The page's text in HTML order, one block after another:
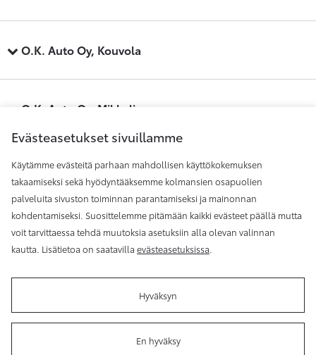
O.K. Auto Oy, Kouvola
O.K. Auto Oy, Mikkeli
O.K. Auto Oy, Savonlinna
O.K. Auto Oy, Äänekoski
Evästeasetukset
Evästeasetukset sivuillamme
Käytämme evästeitä parhaan mahdollisen käyttökokemuksen
takaamiseksi sekä hyödyntääksemme kolmansien osapuolien
palveluita sivuston toiminnan parantamiseksi ja mainonnan
kohdentamiseksi. Suosittelemme pitämään kaikki evästeet päällä mutta
voit tarvittaessa tehdä muutoksia asetuksiin alla olevan valinnan
kautta. Lisätietoa on saatavilla evästeasetuksissa.
Hyväksyn
En hyväksy